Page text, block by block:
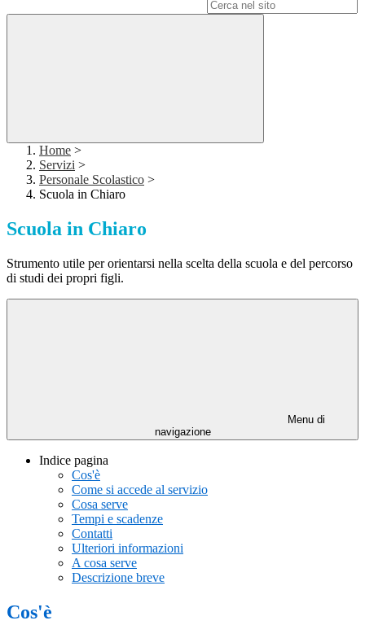
Home >
Servizi >
Personale Scolastico >
Scuola in Chiaro
Scuola in Chiaro
Strumento utile per orientarsi nella scelta della scuola e del percorso
di studi dei propri figli.
Menu di
navigazione
Indice pagina
Cos'è
Come si accede al servizio
Cosa serve
Tempi e scadenze
Contatti
Ulteriori informazioni
A cosa serve
Descrizione breve
Cos'è